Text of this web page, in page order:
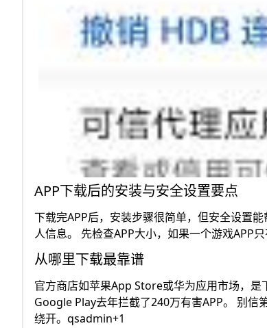
APP下载后的安装与安全设置要点
下载完APP后，安装步骤很简单，但安全设置
人信息。 先检查APP大小，如果一个游戏APP
从哪里下载最靠谱
官方商店如苹果App Store或华为应用市场，是
Google Play去年拦截了240万有害APP。 别信
绕开。qsadmin+1